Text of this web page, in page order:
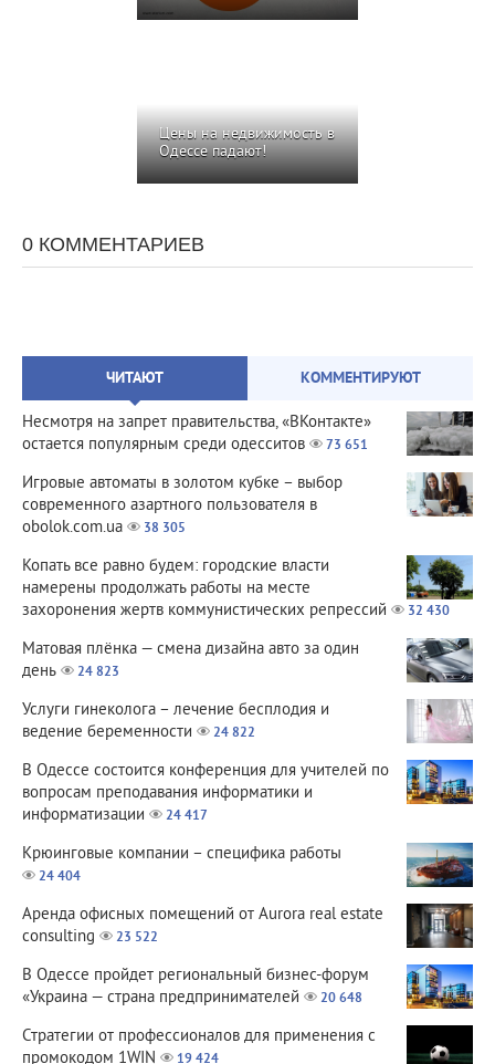
Цены на недвижимость в
Одессе падают!
0 КОММЕНТАРИЕВ
ЧИТАЮТ КОММЕНТИРУЮТ
Несмотря на запрет правительства, «ВКонтакте»
остается популярным среди одесситов
73 651
Игровые автоматы в золотом кубке – выбор
современного азартного пользователя в
obolok.com.ua
38 305
Копать все равно будем: городские власти
намерены продолжать работы на месте
захоронения жертв коммунистических репрессий
32 430
Матовая плёнка — смена дизайна авто за один
день
24 823
Услуги гинеколога – лечение бесплодия и
ведение беременности
24 822
В Одессе состоится конференция для учителей по
вопросам преподавания информатики и
информатизации
24 417
Крюинговые компании – специфика работы
24 404
Аренда офисных помещений от Aurora real estate
consulting
23 522
В Одессе пройдет региональный бизнес-форум
«Украина — страна предпринимателей
20 648
Стратегии от профессионалов для применения с
промокодом 1WIN
19 424